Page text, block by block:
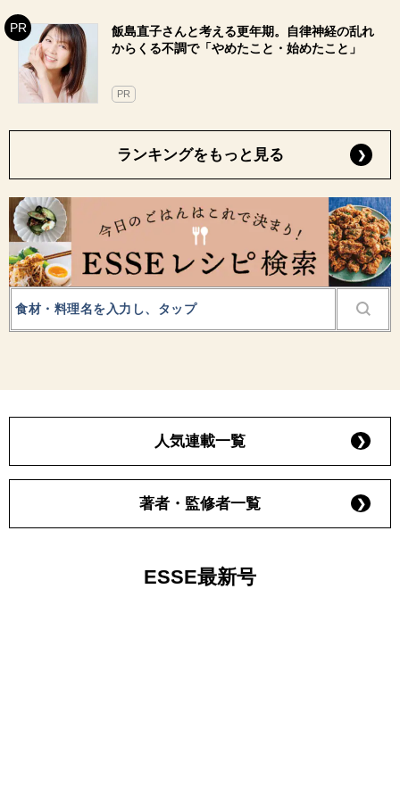
飯島直子さんと考える更年期。自律神経の乱れ
からくる不調で「やめたこと・始めたこと」
PR
ランキングをもっと見る
人気連載一覧
著者・監修者一覧
ESSE最新号